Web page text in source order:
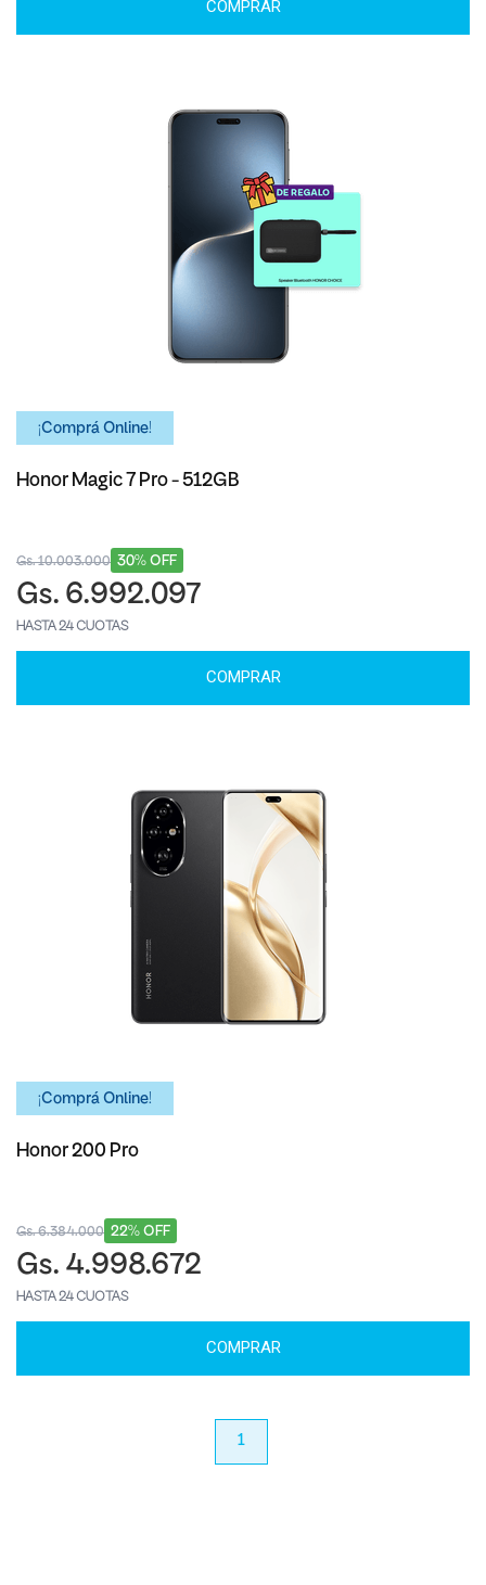
COMPRAR
¡Comprá Online!
Honor Magic 7 Pro - 512GB
30% OFF
Gs. 10.003.000
Gs. 6.992.097
HASTA 24 CUOTAS
COMPRAR
¡Comprá Online!
Honor 200 Pro
22% OFF
Gs. 6.384.000
Gs. 4.998.672
HASTA 24 CUOTAS
COMPRAR
1